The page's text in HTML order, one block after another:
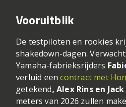
Vooruitblik
De testpiloten en rookies
shakedown-dagen.
Yamaha-fabrieksrijders
verluid eencontract met
getekend, Alex Rins en
meters van 2026 zullen